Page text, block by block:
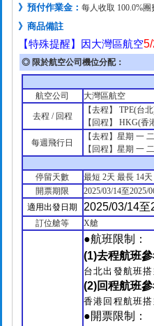
》預付作業金： 每人收取 100.0%團
》商品備註
【特殊提醒】因大灣區航空
◎ 限於航空公司機位分配：
航空公司 大灣區航空
去程 / 回程
【去程】 TPE(台
【回程】 HKG(香
每週飛行日
【去程】星期 一
【回程】星期 一
停留天數
最短 2天 最長 14天
開票期限
2025/03/14至2025/
適用出發日期
2025/03/14至
訂位艙等 X艙
●航班限制：
(1)去程航班
台北出發航班
(2)回程航班
香港回程航班
●開票限制：